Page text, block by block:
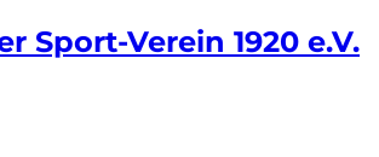
Sport-Verein 1920 e.V.
Lohausen